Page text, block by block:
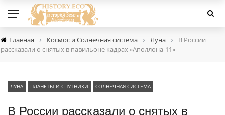
Главная › Космос и Солнечная система › Луна ›
В России
рассказали о снятых в павильоне кадрах «Аполлона-11»
ЛУНА ПЛАНЕТЫ И СПУТНИКИ СОЛНЕЧНАЯ СИСТЕМА
В России рассказали о снятых в